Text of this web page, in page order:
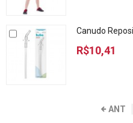
Canudo
R$10,41
ANT